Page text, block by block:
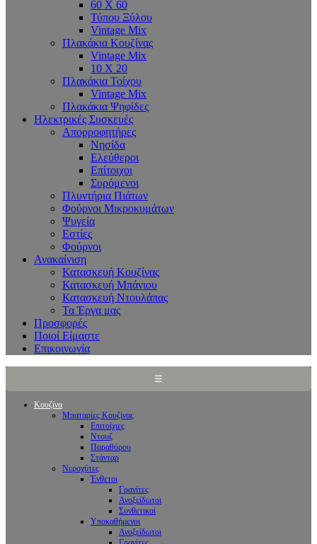
60 X 60
Τύπου Ξύλου
Vintage Mix
Πλακάκια Κουζίνας
Vintage Mix
10 X 20
Πλακάκια Τοίχου
Vintage Mix
Πλακάκια Ψηφίδες
Ηλεκτρικές Συσκευές
Απορροφητήρες
Νησίδα
Ελεύθεροι
Επίτοιχοι
Συρόμενοι
Πλυντήρια Πιάτων
Φούρνοι Μικροκυμάτων
Ψυγεία
Εστίες
Φούρνοι
Ανακαίνιση
Κατασκευή Κουζίνας
Κατασκευή Μπάνιου
Κατασκευή Ντουλάπας
Τα Έργα μας
Προσφορές
Ποιοί Είμαστε
Επικοινωνία
☰
Κουζίνα
Μπαταρίες Κουζίνας
Επιτοίχιες
Ντουζ
Παραθύρου
Στάνταρ
Νεροχύτες
Ένθετοι
Γρανίτες
Ανοξείδωτοι
Συνθετικοί
Υποκαθήμενοι
Ανοξείδωτοι